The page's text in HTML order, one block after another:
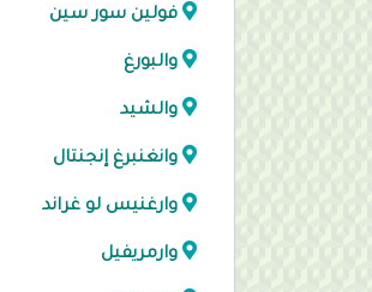
فولين سور سين
والبورغ
والشيد
وانغنبرغ إنجنتال
وارغنيس لو غراند
وارمريفيل